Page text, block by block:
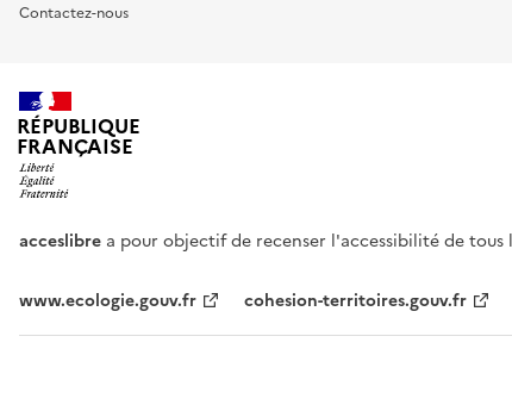
Contactez-nous
RÉPUBLIQUE
FRANÇAISE
acceslibre a pour objectif de recenser l'accessibilité de
www.ecologie.gouv.fr cohesion-territoires.gouv.fr